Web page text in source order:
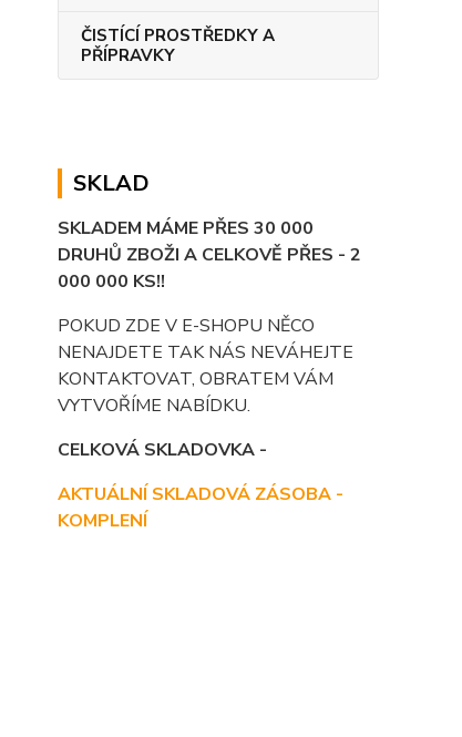
ČISTÍCÍ PROSTŘEDKY A
PŘÍPRAVKY
SKLAD
SKLADEM MÁME PŘES 30 000
DRUHŮ ZBOŽI A CELKOVĚ PŘES - 2
000 000 KS!!
POKUD ZDE V E-SHOPU NĚCO
NENAJDETE TAK NÁS NEVÁHEJTE
KONTAKTOVAT, OBRATEM VÁM
VYTVOŘÍME NABÍDKU.
CELKOVÁ SKLADOVKA -
AKTUÁLNÍ SKLADOVÁ ZÁSOBA -
KOMPLENÍ